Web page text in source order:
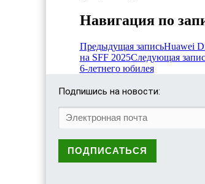
Навигация по
Предыдущая записьHuawei
на SFF 2025Следующая
6-летнего юбилея
Подпишись на новости: